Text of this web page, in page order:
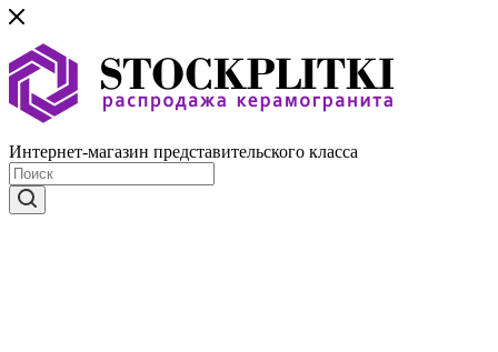
Интернет-магазин представительского класса